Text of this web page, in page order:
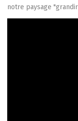
notre paysage